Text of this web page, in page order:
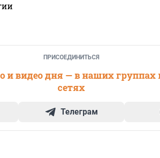
ПРИСОЕДИНИТЬСЯ
и видео дня — в наших группах
сетях
Телеграм